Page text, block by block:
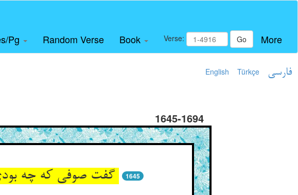
Pg Random Verse Book Verse: Go More
English Türkçe فارسی
1645-1694
1645